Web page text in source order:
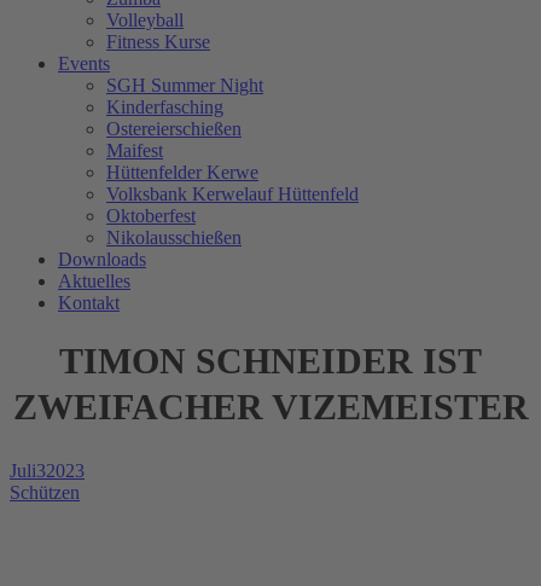
Volleyball
Fitness Kurse
Events
SGH Summer Night
Kinderfasching
Ostereierschießen
Maifest
Hüttenfelder Kerwe
Volksbank Kerwelauf Hüttenfeld
Oktoberfest
Nikolausschießen
Downloads
Aktuelles
Kontakt
TIMON SCHNEIDER IST
ZWEIFACHER VIZEMEISTER
Juli32023
Schützen